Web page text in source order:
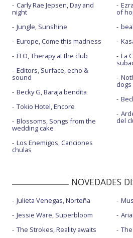
Carly Rae Jepsen, Day and
night
Jungle, Sunshine
Europe, Come this madness
FLO, Therapy at the club
Editors, Surface, echo &
sound
Becky G, Baraja bendita
Tokio Hotel, Encore
Blossoms, Songs from the
wedding cake
Los Enemigos, Canciones
chulas
of
La
dogs
del
NOVEDADES
Julieta Venegas, Norteña
Jessie Ware, Superbloom
The Strokes, Reality awaits